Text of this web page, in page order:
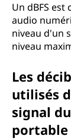
Un dBFS
audio
niveau d'un
niveau
Les
utilisés
signal
portable